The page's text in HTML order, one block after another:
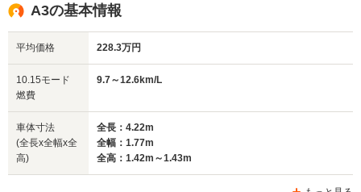
サイズ
(全長x全幅x全高)
全長
-m
A3の基本情報
平均価格 228.3万円
10.15モード
燃費
9.7～12.6km/L
車体寸法
(全長x全幅x全
高)
全長：4.22m
全幅：1.77m
全高：1.42m～1.43m